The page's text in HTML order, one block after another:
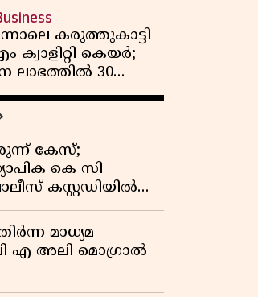
കരുത്തുകാട്ടി
ക്വാളിറ്റി കെയർ;
ലാഭത്തിൽ 30
വളർച്ച,
ലാഭത്തിലും വൻ
ആദ്യ പാദ
പുറത്ത്
കേസ്;
കെ സി
കസ്റ്റഡിയിൽ
മാധ്യമ
എ അലി മൊഗ്രാൽ